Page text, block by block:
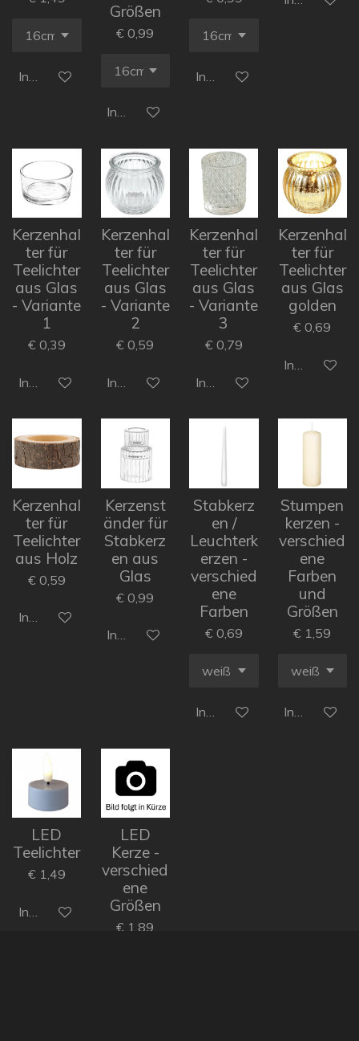
In den Warenkorb
Größen
€ 0,99
In den Warenkorb
In den Warenkorb
Kerzenhal
ter für
Teelichter
aus Glas
- Variante
1
€ 0,39
In den Warenkorb
Kerzenhal
ter für
Teelichter
aus Glas
- Variante
2
€ 0,59
In den Warenkorb
Kerzenhal
ter für
Teelichter
aus Glas
- Variante
3
€ 0,79
In den Warenkorb
Kerzenhal
ter für
Teelichter
aus Glas
golden
€ 0,69
In den
Kerzenhal
ter für
Teelichter
aus Holz
€ 0,59
In den Warenkorb
Kerzenst
änder für
Stabkerz
en aus
Glas
€ 0,99
In den Warenkorb
Stabkerz
en /
Leuchterk
erzen -
verschied
ene
Farben
€ 0,69
In den Warenkorb
Stumpen
kerzen -
verschied
ene
Farben
und
Größen
€ 1,59
In den
LED
Teelichter
€ 1,49
In den Warenkorb
LED
Kerze -
verschied
ene
Größen
€ 1,89